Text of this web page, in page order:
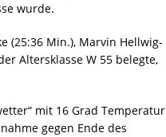
wurde.
(25:36 Min.), Marvin Hellwig-
Altersklasse W 55 belegte,
mit 16 Grad Temperatur
gegen Ende des